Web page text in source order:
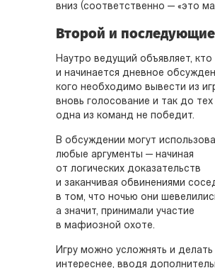
вниз (соответственно — «это
Второй и
Наутро ведущий объявляет, кто
и начинается дневное
кого необходимо вывести из
вновь голосование и так до
одна из команд не победит.
В обсуждении могут
любые аргументы — начиная
от логических доказательств
и заканчивая обвинениями
в том, что ночью они
а значит, принимали участие
в мафиозной охоте.
Игру можно усложнять и делать
интереснее, вводя